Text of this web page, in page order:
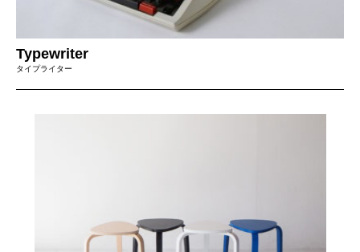
Typewriter
タイプライター